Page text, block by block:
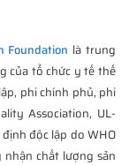
Foundation là trung
của tổ chức y tế thế
phi chính phủ, phi
Association, UL-
độc lập do WHO
chất lượng sản